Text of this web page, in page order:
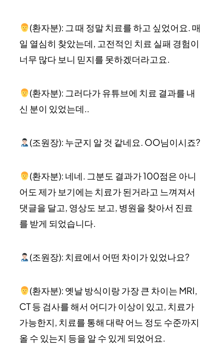
(환자분): 그 때 정말 치료를 하고 싶었어요. 매
일 열심히 찾았는데, 고전적인 치료 실패 경험이
너무 많다 보니 믿지를 못하겠더라고요.
(환자분): 그러다가 유튜브에 치료 결과를 내
신 분이 있었는데..
(조원장): 누군지 알 것 같네요. OO님이시죠?
(환자분): 네네. 그분도 결과가 100점은 아니
어도 제가 보기에는 치료가 된거라고 느껴져서
댓글을 달고, 영상도 보고, 병원을 찾아서 진료
를 받게 되었습니다.
(조원장): 치료에서 어떤 차이가 있었나요?
(환자분): 옛날 방식이랑 가장 큰 차이는 MRI,
CT 등 검사를 해서 어디가 이상이 있고, 치료가
가능한지, 치료를 통해 대략 어느 정도 수준까지
올 수 있는지 등을 알 수 있게 되었어요.